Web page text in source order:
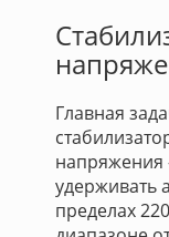
Главная
напряжения
удерживать
пределах